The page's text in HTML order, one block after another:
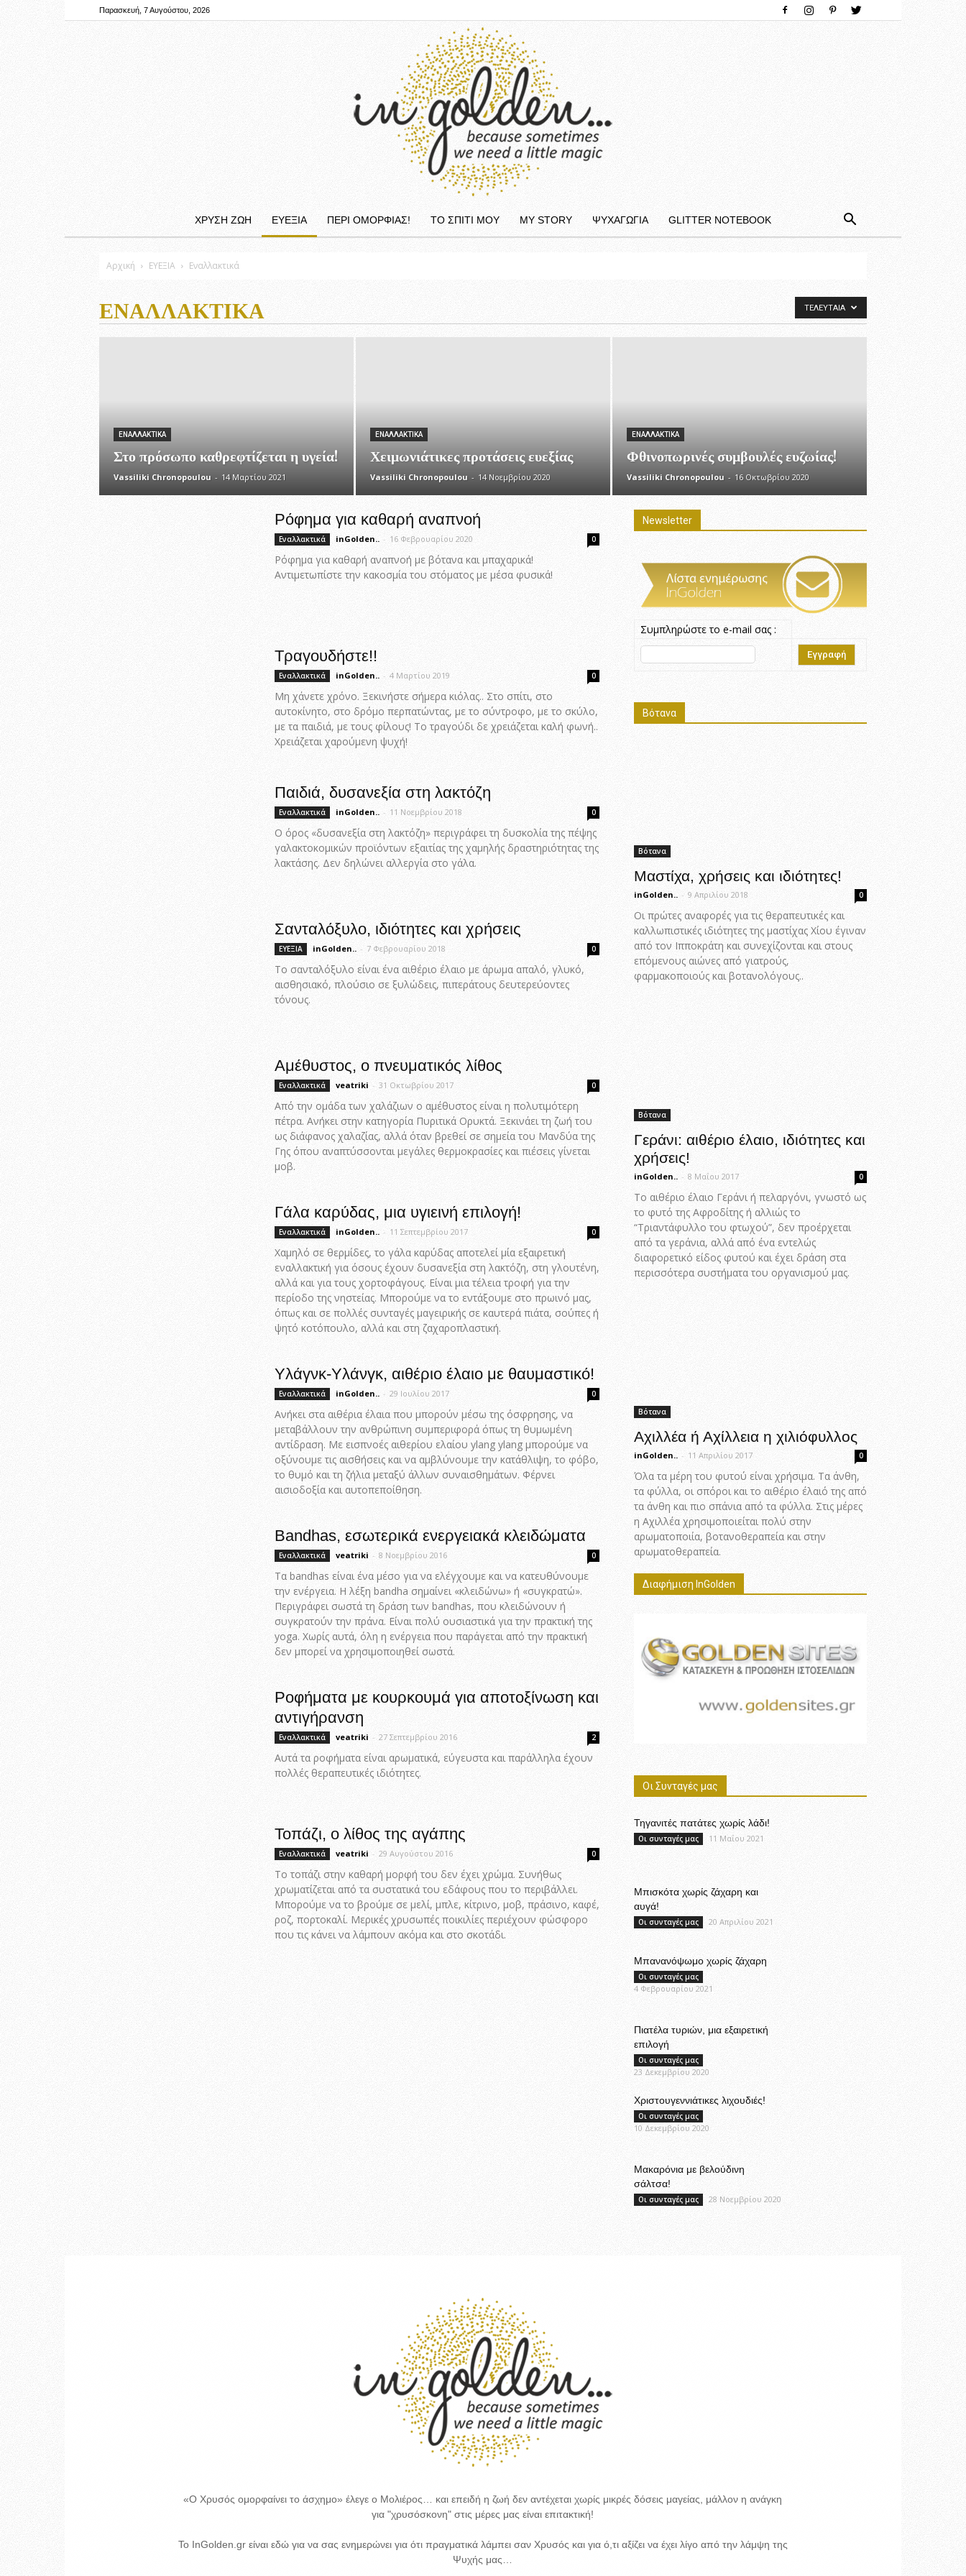
Παρασκευή, 7 Αυγούστου, 2026
ΧΡΥΣΗ ΖΩΗ ΕΥΕΞΙΑ ΠΕΡΙ ΟΜΟΡΦΙΆΣ! ΤΟ ΣΠΙΤΙ ΜΟΥ MY STORY ΨΥΧΑΓΩΓΙΑ GLITTER NOTEBOOK
Αρχική ΕΥΕΞΙΑ Εναλλακτικά
ΕΝΑΛΛΑΚΤΙΚΆ ΤΕΛΕΥΤΑΊΑ
ΕΝΑΛΛΑΚΤΙΚΆ
Στο πρόσωπο καθρεφτίζεται η υγεία!
Vassiliki Chronopoulou - 14 Μαρτίου 2021
ΕΝΑΛΛΑΚΤΙΚΆ
Χειμωνιάτικες προτάσεις ευεξίας
Vassiliki Chronopoulou - 14 Νοεμβρίου 2020
ΕΝΑΛΛΑΚΤΙΚΆ
Φθινοπωρινές συμβουλές ευζωίας!
Vassiliki Chronopoulou - 16 Οκτωβρίου 2020
Ρόφημα για καθαρή αναπνοή
Εναλλακτικά inGolden.. - 16 Φεβρουαρίου 2020 0
Ρόφημα για καθαρή αναπνοή με βότανα και μπαχαρικά!
Αντιμετωπίστε την κακοσμία του στόματος με μέσα φυσικά!
Τραγουδήστε!!
Εναλλακτικά inGolden.. - 4 Μαρτίου 2019 0
Μη χάνετε χρόνο. Ξεκινήστε σήμερα κιόλας.. Στο σπίτι, στο
αυτοκίνητο, στο δρόμο περπατώντας, με το σύντροφο, με το σκύλο,
με τα παιδιά, με τους φίλους! Το τραγούδι δε χρειάζεται καλή φωνή..
Χρειάζεται χαρούμενη ψυχή!
Παιδιά, δυσανεξία στη λακτόζη
Εναλλακτικά inGolden.. - 11 Νοεμβρίου 2018 0
Ο όρος «δυσανεξία στη λακτόζη» περιγράφει τη δυσκολία της πέψης
γαλακτοκομικών προϊόντων εξαιτίας της χαμηλής δραστηριότητας της
λακτάσης. Δεν δηλώνει αλλεργία στο γάλα.
Σανταλόξυλο, ιδιότητες και χρήσεις
ΕΥΕΞΙΑ inGolden.. - 7 Φεβρουαρίου 2018 0
Το σανταλόξυλο είναι ένα αιθέριο έλαιο με άρωμα απαλό, γλυκό,
αισθησιακό, πλούσιο σε ξυλώδεις, πιπεράτους δευτερεύοντες
τόνους.
Αμέθυστος, ο πνευματικός λίθος
Εναλλακτικά veatriki - 31 Οκτωβρίου 2017 0
Από την ομάδα των χαλάζιων ο αμέθυστος είναι η πολυτιμότερη
πέτρα. Ανήκει στην κατηγορία Πυριτικά Ορυκτά. Ξεκινάει τη ζωή του
ως διάφανος χαλαζίας, αλλά όταν βρεθεί σε σημεία του Μανδύα της
Γης όπου αναπτύσσονται μεγάλες θερμοκρασίες και πιέσεις γίνεται
μοβ.
Γάλα καρύδας, μια υγιεινή επιλογή!
Εναλλακτικά inGolden.. - 11 Σεπτεμβρίου 2017 0
Χαμηλό σε θερμίδες, το γάλα καρύδας αποτελεί μία εξαιρετική
εναλλακτική για όσους έχουν δυσανεξία στη λακτόζη, στη γλουτένη,
αλλά και για τους χορτοφάγους. Είναι μια τέλεια τροφή για την
περίοδο της νηστείας. Μπορούμε να το εντάξουμε στο πρωινό μας,
όπως και σε πολλές συνταγές μαγειρικής σε καυτερά πιάτα, σούπες ή
ψητό κοτόπουλο, αλλά και στη ζαχαροπλαστική.
Υλάγνκ-Υλάνγκ, αιθέριο έλαιο με θαυμαστικό!
Εναλλακτικά inGolden.. - 29 Ιουλίου 2017 0
Ανήκει στα αιθέρια έλαια που μπορούν μέσω της όσφρησης, να
μεταβάλλουν την ανθρώπινη συμπεριφορά όπως τη θυμωμένη
αντίδραση. Με εισπνοές αιθερίου ελαίου ylang ylang μπορούμε να
οξύνουμε τις αισθήσεις και να αμβλύνουμε την κατάθλιψη, το φόβο,
το θυμό και τη ζήλια μεταξύ άλλων συναισθημάτων. Φέρνει
αισιοδοξία και αυτοπεποίθηση.
Bandhas, εσωτερικά ενεργειακά κλειδώματα
Εναλλακτικά veatriki - 8 Νοεμβρίου 2016 0
Τα bandhas είναι ένα μέσο για να ελέγχουμε και να κατευθύνουμε
την ενέργεια. Η λέξη bandha σημαίνει «κλειδώνω» ή «συγκρατώ».
Περιγράφει σωστά τη δράση των bandhas, που κλειδώνουν ή
συγκρατούν την πράνα. Είναι πολύ ουσιαστικά για την πρακτική της
yoga. Χωρίς αυτά, όλη η ενέργεια που παράγεται από την πρακτική
δεν μπορεί να χρησιμοποιηθεί σωστά.
Ροφήματα με κουρκουμά για αποτοξίνωση και
αντιγήρανση
Εναλλακτικά veatriki - 27 Σεπτεμβρίου 2016 2
Αυτά τα ροφήματα είναι αρωματικά, εύγευστα και παράλληλα έχουν
πολλές θεραπευτικές ιδιότητες.
Τοπάζι, ο λίθος της αγάπης
Εναλλακτικά veatriki - 29 Αυγούστου 2016 0
Το τοπάζι στην καθαρή μορφή του δεν έχει χρώμα. Συνήθως
χρωματίζεται από τα συστατικά του εδάφους που το περιβάλλει.
Μπορούμε να το βρούμε σε μελί, μπλε, κίτρινο, μοβ, πράσινο, καφέ,
ροζ, πορτοκαλί. Μερικές χρυσωπές ποικιλίες περιέχουν φώσφορο
που τις κάνει να λάμπουν ακόμα και στο σκοτάδι.
Newsletter
Συμπληρώστε το e-mail σας :
Βότανα
Βότανα
Μαστίχα, χρήσεις και ιδιότητες!
inGolden.. - 9 Απριλίου 2018 0
Οι πρώτες αναφορές για τις θεραπευτικές και
καλλωπιστικές ιδιότητες της μαστίχας Χίου έγιναν
από τον Ιπποκράτη και συνεχίζονται και στους
επόμενους αιώνες από γιατρούς,
φαρμακοποιούς και βοτανολόγους..
Βότανα
Γεράνι: αιθέριο έλαιο, ιδιότητες και
χρήσεις!
inGolden.. - 8 Μαΐου 2017 0
Το αιθέριο έλαιο Γεράνι ή πελαργόνι, γνωστό ως
το φυτό της Αφροδίτης ή αλλιώς το
“Τριαντάφυλλο του φτωχού”, δεν προέρχεται
από τα γεράνια, αλλά από ένα εντελώς
διαφορετικό είδος φυτού και έχει δράση στα
περισσότερα συστήματα του οργανισμού μας.
Βότανα
Αχιλλέα ή Αχίλλεια η χιλιόφυλλος
inGolden.. - 11 Απριλίου 2017 0
Όλα τα μέρη του φυτού είναι χρήσιμα. Τα άνθη,
τα φύλλα, οι σπόροι και το αιθέριο έλαιό της από
τα άνθη και πιο σπάνια από τα φύλλα. Στις μέρες
η Αχιλλέα χρησιμοποιείται πολύ στην
αρωματοποιία, βοτανοθεραπεία και στην
αρωματοθεραπεία.
Διαφήμιση InGolden
Οι Συνταγές μας
Τηγανιτές πατάτες χωρίς λάδι!
Οι συνταγές μας 11 Μαΐου 2021
Μπισκότα χωρίς ζάχαρη και
αυγά!
Οι συνταγές μας 20 Απριλίου 2021
Μπανανόψωμο χωρίς ζάχαρη
Οι συνταγές μας
4 Φεβρουαρίου 2021
Πιατέλα τυριών, μια εξαιρετική
επιλογή
Οι συνταγές μας
23 Δεκεμβρίου 2020
Χριστουγεννιάτικες λιχουδιές!
Οι συνταγές μας
10 Δεκεμβρίου 2020
Μακαρόνια με βελούδινη
σάλτσα!
Οι συνταγές μας 28 Νοεμβρίου 2020
«Ο Χρυσός ομορφαίνει το άσχημο» έλεγε ο Μολιέρος… και επειδή η ζωή δεν αντέχεται χωρίς μικρές δόσεις μαγείας, μάλλον η ανάγκη
για "χρυσόσκονη" στις μέρες μας είναι επιτακτική!
Το InGolden.gr είναι εδώ για να σας ενημερώνει για ότι πραγματικά λάμπει σαν Χρυσός και για ό,τι αξίζει να έχει λίγο από την λάμψη της
Ψυχής μας…